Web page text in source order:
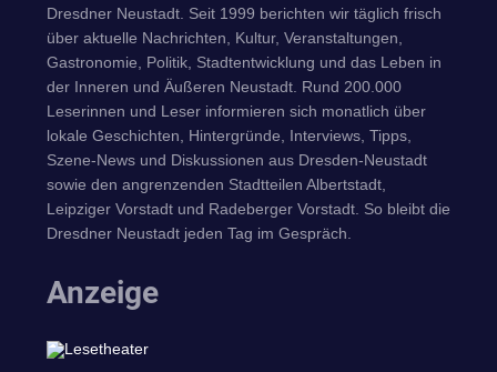
Dresdner Neustadt. Seit 1999 berichten wir täglich frisch
über aktuelle Nachrichten, Kultur, Veranstaltungen,
Gastronomie, Politik, Stadtentwicklung und das Leben in
der Inneren und Äußeren Neustadt. Rund 200.000
Leserinnen und Leser informieren sich monatlich über
lokale Geschichten, Hintergründe, Interviews, Tipps,
Szene-News und Diskussionen aus Dresden-Neustadt
sowie den angrenzenden Stadtteilen Albertstadt,
Leipziger Vorstadt und Radeberger Vorstadt. So bleibt die
Dresdner Neustadt jeden Tag im Gespräch.
Anzeige